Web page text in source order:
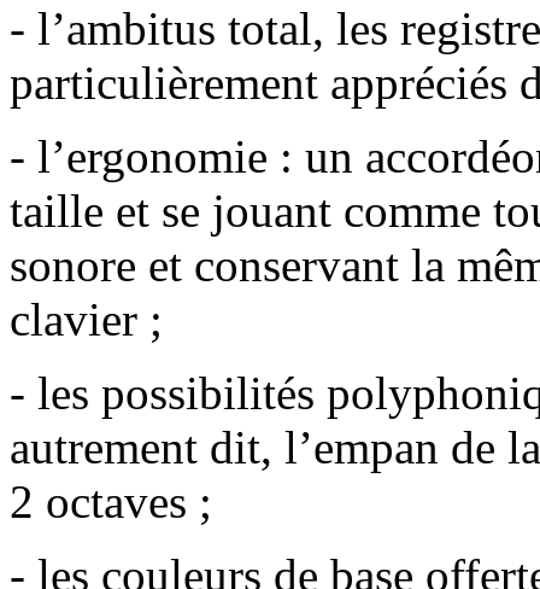
- l’ambitus total, les
particulièrement appréciés
- l’ergonomie : un
taille et se jouant comme
sonore et conservant la
clavier ;
- les possibilités
autrement dit, l’empan de
2 octaves ;
- les couleurs de base